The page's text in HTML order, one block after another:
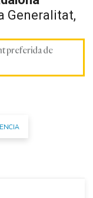
Generalitat,
preferida de